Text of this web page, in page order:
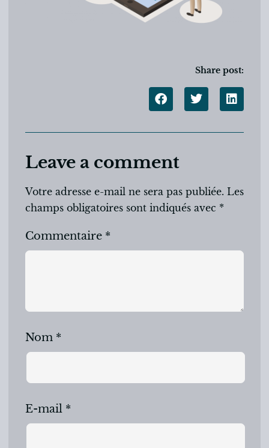
Share post:
Leave a comment
Votre adresse e-mail ne sera pas publiée. Les
champs obligatoires sont indiqués avec *
Commentaire *
Nom *
E-mail *